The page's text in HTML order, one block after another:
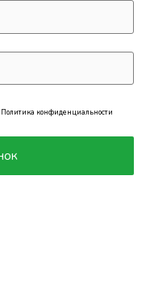
Политика конфиденциальности